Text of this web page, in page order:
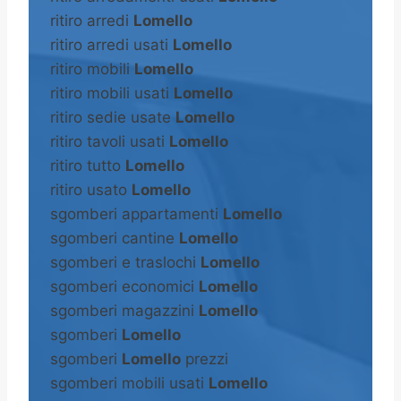
ritiro arredi Lomello
ritiro arredi usati Lomello
ritiro mobili Lomello
ritiro mobili usati Lomello
ritiro sedie usate Lomello
ritiro tavoli usati Lomello
ritiro tutto Lomello
ritiro usato Lomello
sgomberi appartamenti Lomello
sgomberi cantine Lomello
sgomberi e traslochi Lomello
sgomberi economici Lomello
sgomberi magazzini Lomello
sgomberi Lomello
sgomberi Lomello prezzi
sgomberi mobili usati Lomello